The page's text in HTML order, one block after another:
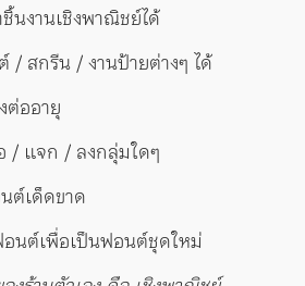
นงานเชิงพาณิชย์ได้
/ สกรีน / งานป้ายต่างๆ ได้
ต่ออายุ
/ แจก / ลงกลุ่มใดๆ
ต์เด็ดขาด
นต์เพื่อเป็นฟอนต์ชุดใหม่